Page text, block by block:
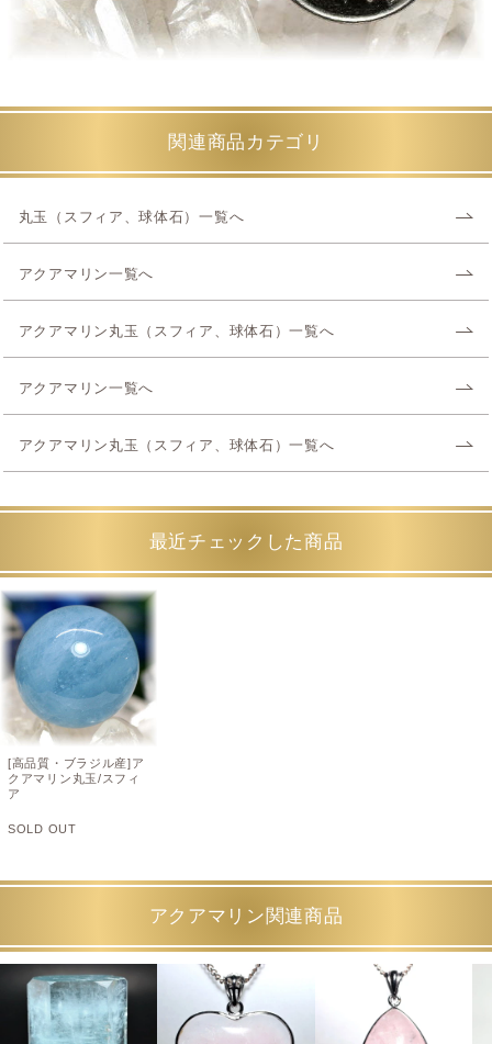
関連商品カテゴリ
丸玉（スフィア、球体石）一覧へ
アクアマリン一覧へ
アクアマリン丸玉（スフィア、球体石）一覧へ
アクアマリン一覧へ
アクアマリン丸玉（スフィア、球体石）一覧へ
最近チェックした商品
[高品質・ブラジル産]ア
クアマリン丸玉/スフィ
ア
SOLD OUT
アクアマリン関連商品